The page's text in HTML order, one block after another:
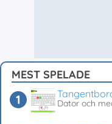
MEST SPELADE
Dator och